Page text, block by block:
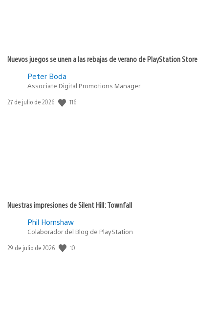
Nuevos juegos se unen a las rebajas de verano de PlayStation Store
Peter Boda
Associate Digital Promotions Manager
Fecha
27 de julio de 2026 116
Nuestras impresiones de Silent Hill: Townfall
Phil Hornshaw
Colaborador del Blog de PlayStation
Fecha
29 de julio de 2026 10